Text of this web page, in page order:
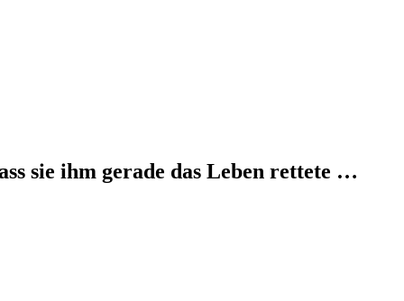
sie ihm gerade das Leben rettete …